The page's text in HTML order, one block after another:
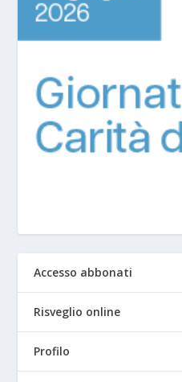
Accesso abbonati
Risveglio online
Profilo